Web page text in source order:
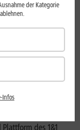
Technologie.
Wireless Access
auch mobile
nun voll
verfügbar.
1&1 Netz noch
Kunden
Netz.
des 1&1
der Kategorie
Infos